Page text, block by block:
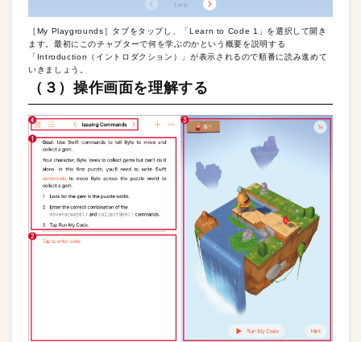
［My Playgrounds］タブをタップし、「Learn to Code 1」を選択して開き
ます。最初にこのチャプターで何を学ぶのかという概要を説明する
「Introduction（イントロダクション）」が表示されるので順番に読み進めて
いきましょう。
（３）操作画面を理解する